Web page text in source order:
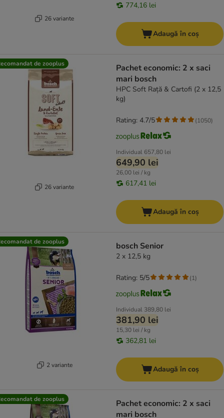
26 variante
774,16 lei
Adaugă în coș
de zooplus
26 variante
Pachet economic: 2 x saci
mari bosch
HPC Soft Rață & Cartofi (2 x 12,5
kg)
Individual 657,80 lei
649,90 lei
26,00 lei / kg
617,41 lei
Rating: 4.7/5 (1050)
Adaugă în coș
de zooplus
2 variante
bosch Senior
2 x 12,5 kg
Individual 389,80 lei
381,90 lei
15,30 lei / kg
362,81 lei
Rating: 5/5 (1)
Adaugă în coș
de zooplus
Pachet economic: 2 x saci
mari bosch